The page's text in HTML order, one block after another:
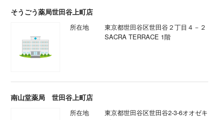
そうごう薬局世田谷上町店
所在地
東京都世田谷区世田谷２丁目４－２
SACRA TERRACE 1階
南山堂薬局 世田谷上町店
所在地
東京都世田谷区世田谷2-3-6オオゼキ